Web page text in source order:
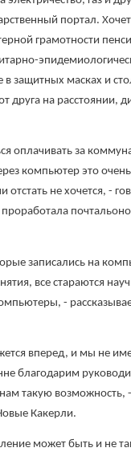
портал.
грамотности
в защитных масках и
друга на расстоянии,
оплачивать за
компьютер это
отстать не хочется, -
проработала
записались на
все стараются
-
вперед, и мы не
благодарим
такую возможность,
Какерли.
может быть и не